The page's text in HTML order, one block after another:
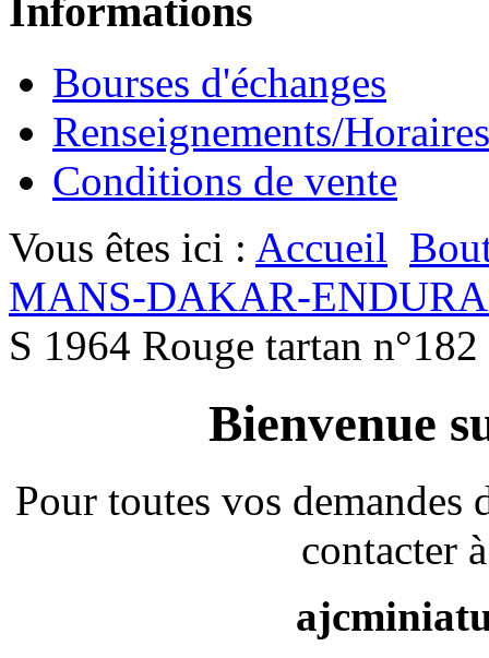
Informations
Bourses d'échanges
Renseignements/Horaires
Conditions de vente
Vous êtes ici : Accueil
MANS-DAKAR-
S 1964 Rouge tartan
Bienvenue
Pour toutes vos
contacter